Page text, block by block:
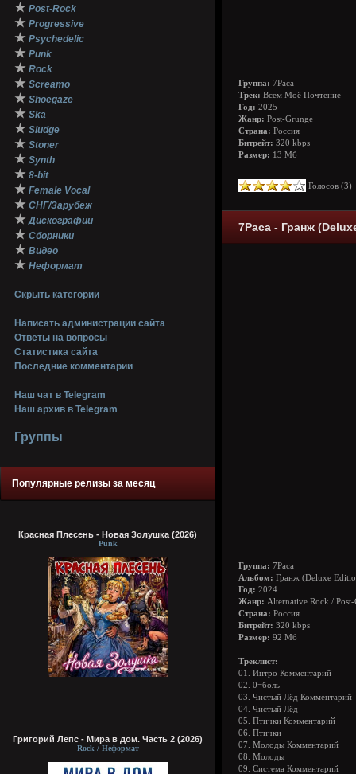
★ Post-Rock
★ Progressive
★ Psychedelic
★ Punk
★ Rock
★ Screamo
★ Shoegaze
★ Ska
★ Sludge
★ Stoner
★ Synth
★ 8-bit
★ Female Vocal
★ СНГ/Зарубеж
★ Дискографии
★ Сборники
★ Видео
★ Неформат
Скрыть категории
Написать администрации сайта
Ответы на вопросы
Статистика сайта
Последние комментарии
Наш чат в Telegram
Наш архив в Telegram
Группы
Популярные релизы за месяц
Красная Плесень - Новая Золушка (2026)
Punk
Григорий Лепс - Мира в дом. Часть 2 (2026)
Rock / Неформат
Группа: 7Раса
Трек: Всем Моё Почтение
Год: 2025
Жанр: Post-Grunge
Страна: Россия
Битрейт: 320 kbps
Размер: 13 Мб
Голосов (3
7Раса - Гранж
Группа: 7Раса
Альбом: Гранж (Deluxe
Год: 2024
Жанр: Alternative Rock /
Страна: Россия
Битрейт: 320 kbps
Размер: 92 Мб
Треклист:
01. Интро Комментарий
02. 0=боль
03. Чистый Лёд Комментарий
04. Чистый Лёд
05. Птички Комментарий
06. Птички
07. Молоды Комментарий
08. Молоды
09. Система Комментарий